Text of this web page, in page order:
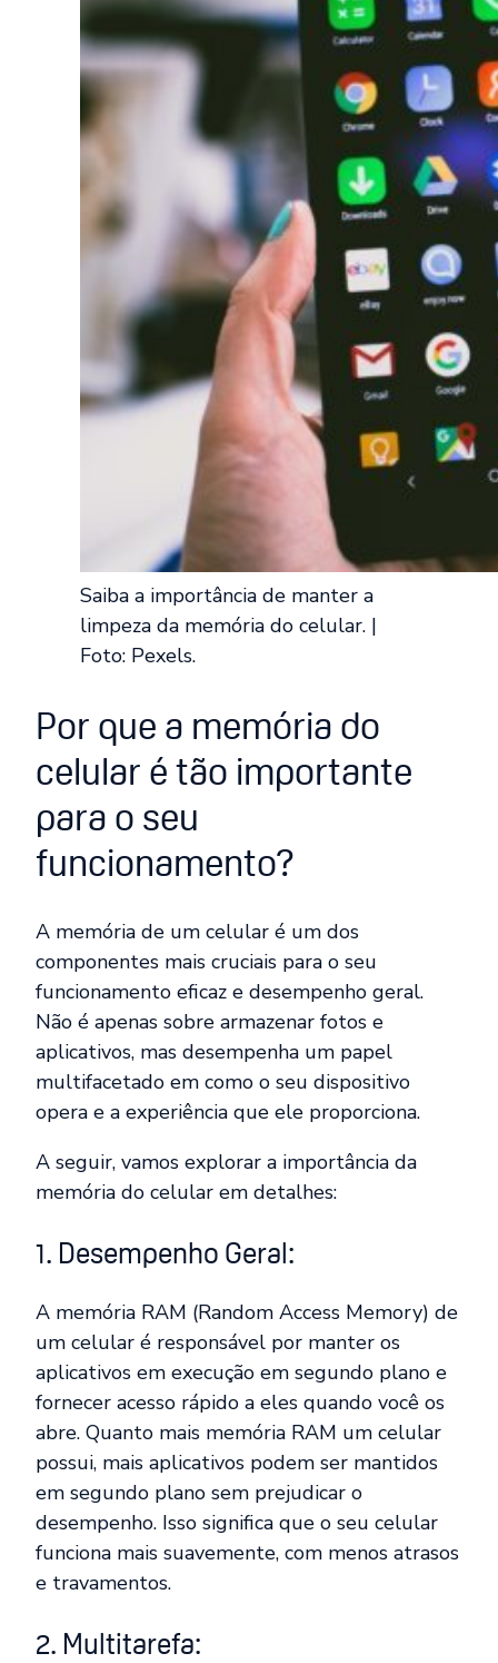
Saiba a importância de manter a
limpeza da memória do celular. |
Foto: Pexels.
Por que a memória do
celular é tão importante
para o seu
funcionamento?
A memória de um celular é um dos
componentes mais cruciais para o seu
funcionamento eficaz e desempenho geral.
Não é apenas sobre armazenar fotos e
aplicativos, mas desempenha um papel
multifacetado em como o seu dispositivo
opera e a experiência que ele proporciona.
A seguir, vamos explorar a importância da
memória do celular em detalhes:
1. Desempenho Geral:
A memória RAM (Random Access Memory) de
um celular é responsável por manter os
aplicativos em execução em segundo plano e
fornecer acesso rápido a eles quando você os
abre. Quanto mais memória RAM um celular
possui, mais aplicativos podem ser mantidos
em segundo plano sem prejudicar o
desempenho. Isso significa que o seu celular
funciona mais suavemente, com menos atrasos
e travamentos.
2. Multitarefa: